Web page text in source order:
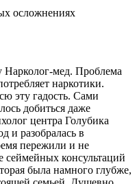
осложнениях
Нарколог-мед. Проблема
наркотики.
эту гадость. Сами
добиться даже
центра Голубика
и разобралась в
пережили и не
сеймейных консультаций
была намного глубже,